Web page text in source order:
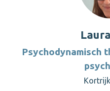
Psychodynamisch